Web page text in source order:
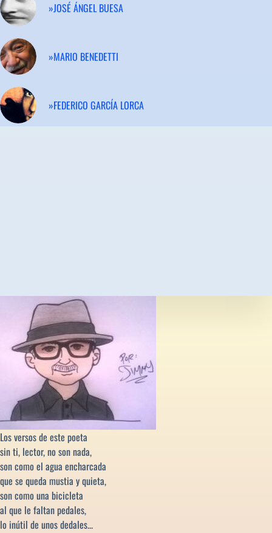
»JOSÉ ÁNGEL BUESA
»MARIO BENEDETTI
»FEDERICO GARCÍA LORCA
Los versos de este poeta
sin ti, lector, no son nada,
son como el agua encharcada
que se queda mustia y quieta,
son como una bicicleta
al que le faltan pedales,
lo inútil de unos dedales...